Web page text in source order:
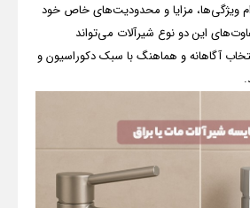
ویژگی‌ها، مزایا و محدودیت‌های خاص خود
این دو نوع شیرآلات می‌تواند
آگاهانه و هماهنگ با سبک دکوراسیون و